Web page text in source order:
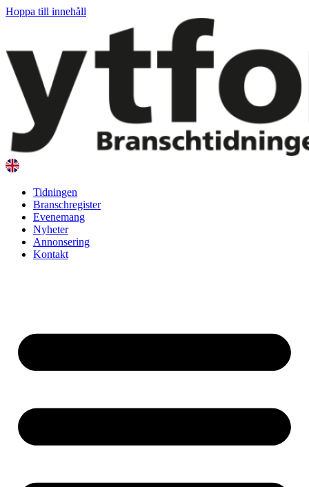
Hoppa till innehåll
Tidningen
Branschregister
Evenemang
Nyheter
Annonsering
Kontakt